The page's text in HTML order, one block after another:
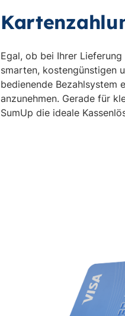
Egal, ob bei Ihrer
smarten, kostengünstigen
bedienende Bezahlsystem
anzunehmen. Gerade für
SumUp die ideale